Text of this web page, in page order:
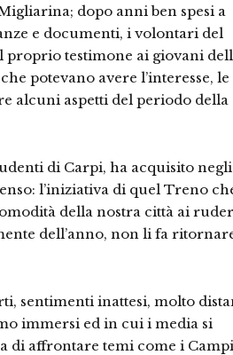
dopo anni ben spesi a
e documenti, i volontari del
proprio testimone ai giovani
potevano avere l’interesse, le
alcuni aspetti del periodo della
di Carpi, ha acquisito negli
l’iniziativa di quel Treno
della nostra città ai
dell’anno, non li fa
sentimenti inattesi, molto
immersi ed in cui i media si
di affrontare temi come i